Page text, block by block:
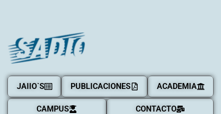
JAIIO`S PUBLICACIONES ACADEMIA
CAMPUS CONTACTO